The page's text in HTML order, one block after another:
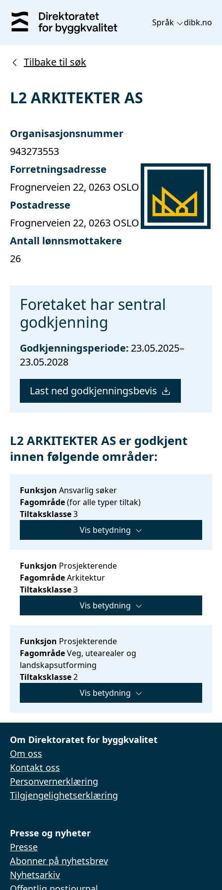
Språk dibk.no
Tilbake til søk
L2 ARKITEKTER AS
Organisasjonsnummer
943273553
Forretningsadresse
Frognerveien 22, 0263 OSLO
Postadresse
Frognerveien 22, 0263 OSLO
Antall lønnsmottakere
26
Foretaket har sentral
godkjenning
Godkjenningsperiode: 23.05.2025–
23.05.2028
Last ned godkjenningsbevis
L2 ARKITEKTER AS er godkjent
innen følgende områder:
Funksjon Ansvarlig søker
Fagområde(for alle typer tiltak)
Tiltaksklasse3
Vis betydning
Funksjon Prosjekterende
FagområdeArkitektur
Tiltaksklasse3
Vis betydning
Funksjon Prosjekterende
FagområdeVeg, utearealer og
landskapsutforming
Tiltaksklasse2
Vis betydning
Om Direktoratet for byggkvalitet
Om oss
Kontakt oss
Personvernerklæring
Tilgjengelighetserklæring
Presse og nyheter
Presse
Abonner på nyhetsbrev
Nyhetsarkiv